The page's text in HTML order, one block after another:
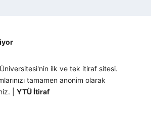
Üniversitesi'nin ilk ve tek itiraf sitesi.
tamamen anonim olarak
| YTÜ İtiraf